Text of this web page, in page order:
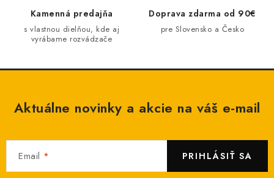
y
i
u
Kamenná predajňa
s vlastnou dielňou, kde aj
vyrábame rozvádzače
Doprava zdarma od 90€
pre Slovensko a Česko
Aktuálne novinky a akcie na váš e-mail
Email PRIHLÁSIŤ SA